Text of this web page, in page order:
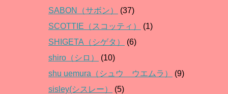
SABON（サボン）
(37)
SCOTTIE（スコッティ）
(1)
SHIGETA（シゲタ）
(6)
shiro（シロ）
(10)
shu uemura（シュウ ウエムラ）
(9)
sisley(シスレー）
(5)